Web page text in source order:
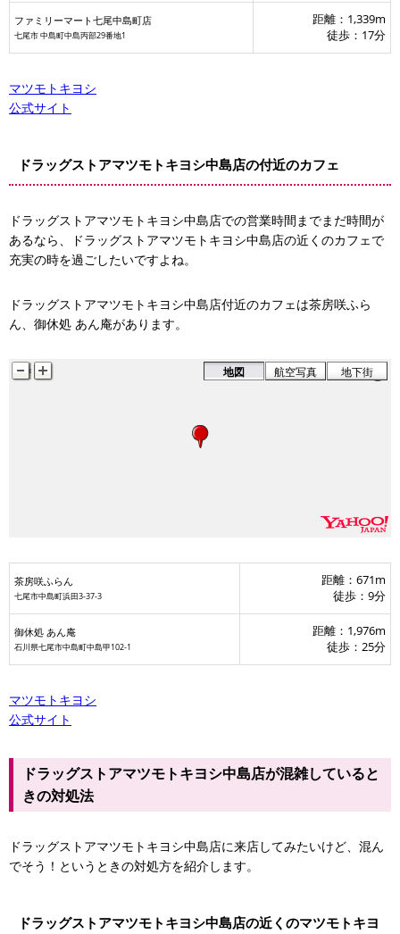
ファミリーマート七尾中島町店
七尾市 中島町中島丙部29番地1
距離：1,339m
徒歩：17分
マツモトキヨシ
公式サイト
ドラッグストアマツモトキヨシ中島店の付近のカフェ
ドラッグストアマツモトキヨシ中島店での営業時間までまだ時間が
あるなら、ドラッグストアマツモトキヨシ中島店の近くのカフェで
充実の時を過ごしたいですよね。
ドラッグストアマツモトキヨシ中島店付近のカフェは茶房咲ふら
ん、御休処 あん庵があります。
地図 航空写真 地下街
茶房咲ふらん
七尾市中島町浜田3-37-3
距離：671m
徒歩：9分
御休処 あん庵
石川県七尾市中島町中島甲102-1
距離：1,976m
徒歩：25分
マツモトキヨシ
公式サイト
ドラッグストアマツモトキヨシ中島店が混雑していると
きの対処法
ドラッグストアマツモトキヨシ中島店に来店してみたいけど、混ん
でそう！というときの対処方を紹介します。
ドラッグストアマツモトキヨシ中島店の近くのマツモトキヨ